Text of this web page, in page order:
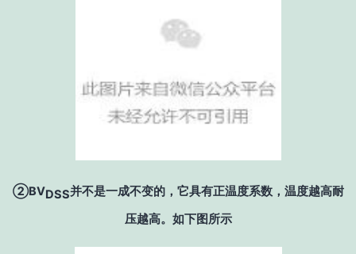
②BVDSS并不是一成不变的，它具有正温度系数，温度越高耐
压越高。如下图所示